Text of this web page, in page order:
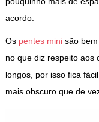
acordo.
Os pentes minisão bem
no que diz respeito aos
longos, por isso fica
mais obscuro que de